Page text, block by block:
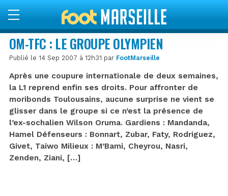
OM-TFC : LE GROUPE OLYMPIEN
Publié le 14 Sep 2007 à 12h31 par FootMarseille
Après une coupure internationale de deux semaines,
la L1 reprend enfin ses droits. Pour affronter de
moribonds Toulousains, aucune surprise ne vient se
glisser dans le groupe si ce n’est la présence de
l’ex-sochalien Wilson Oruma. Gardiens : Mandanda,
Hamel Défenseurs : Bonnart, Zubar, Faty, Rodriguez,
Givet, Taiwo Milieux : M’Bami, Cheyrou, Nasri,
Zenden, Ziani, […]